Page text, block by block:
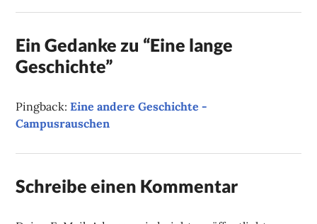
Ein Gedanke zu “Eine lange
Geschichte”
Pingback:Eine andere Geschichte -
Campusrauschen
Schreibe einen Kommentar